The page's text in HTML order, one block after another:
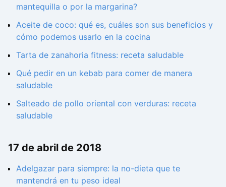
mantequilla o por la margarina?
Aceite de coco: qué es, cuáles son sus beneficios y
cómo podemos usarlo en la cocina
Tarta de zanahoria fitness: receta saludable
Qué pedir en un kebab para comer de manera
saludable
Salteado de pollo oriental con verduras: receta
saludable
17 de abril de 2018
Adelgazar para siempre: la no-dieta que te
mantendrá en tu peso ideal